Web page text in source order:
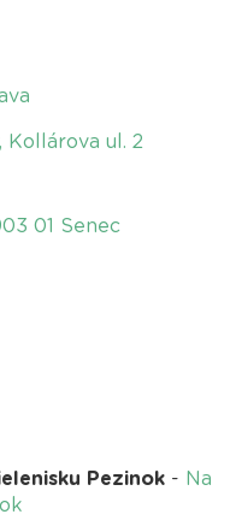
Kollárova ul. 2
01 Senec
Pezinok - Na